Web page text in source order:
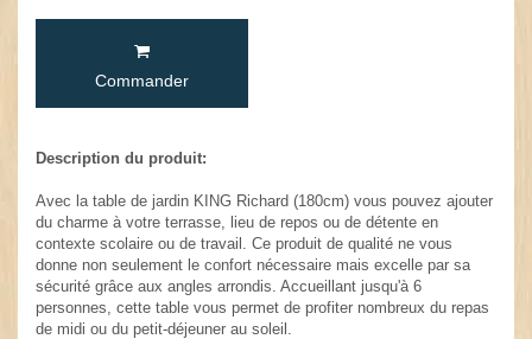
Commander
Description du produit:
Avec la table de jardin KING Richard (180cm) vous pouvez ajouter
du charme à votre terrasse, lieu de repos ou de détente en
contexte scolaire ou de travail. Ce produit de qualité ne vous
donne non seulement le confort nécessaire mais excelle par sa
sécurité grâce aux angles arrondis. Accueillant jusqu'à 6
personnes, cette table vous permet de profiter nombreux du repas
de midi ou du petit-déjeuner au soleil.